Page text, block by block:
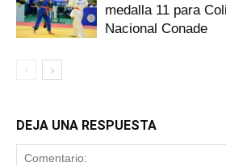
medalla 11 para
Nacional Conade
DEJA UNA RESPUESTA